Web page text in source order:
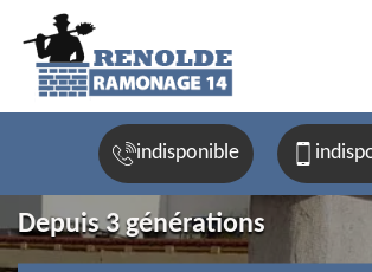
indisponible
Depuis 3 générations